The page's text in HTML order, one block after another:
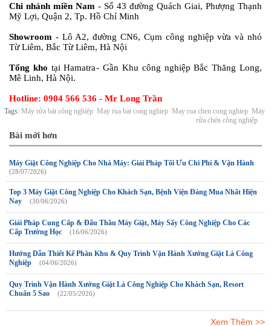
Chi nhánh miền Nam - Số 43 đường Quách Giai, Phượng Thạnh
Mỹ Lợi, Quận 2, Tp. Hồ Chí Minh
Showroom - Lô A2, đường CN6, Cụm công nghiệp vừa và nhỏ
Từ Liêm, Bắc Từ Liêm, Hà Nội
Tổng kho tại Hamatra - Gần Khu công nghiệp Bắc Thăng Long,
Mê Linh, Hà Nội.
Hotline: 0904 566 536 - Mr Long Trần
Tags: Máy rửa bát công nghiệp May rua bat cong nghiep May rua chen cong nghiep Máy
rửa chén công nghiệp
Bài mới hơn
Máy Giặt Công Nghiệp Cho Nhà Máy: Giải Pháp Tối Ưu Chi Phí & Vận Hành
(28/07/2026)
Top 3 Máy Giặt Công Nghiệp Cho Khách Sạn, Bệnh Viện Đáng Mua Nhất Hiện
Nay
(30/06/2026)
Giải Pháp Cung Cấp & Đấu Thầu Máy Giặt, Máy Sấy Công Nghiệp Cho Các
Cấp Trường Học
(16/06/2026)
Hướng Dẫn Thiết Kế Phân Khu & Quy Trình Vận Hành Xưởng Giặt Là Công
Nghiệp
(04/06/2026)
Quy Trình Vận Hành Xưởng Giặt Là Công Nghiệp Cho Khách Sạn, Resort
Chuẩn 5 Sao
(22/05/2026)
Xem Thêm >>